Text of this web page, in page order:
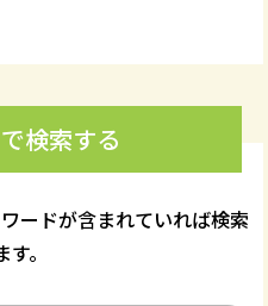
検索する
ードが含まれていれば検索
。